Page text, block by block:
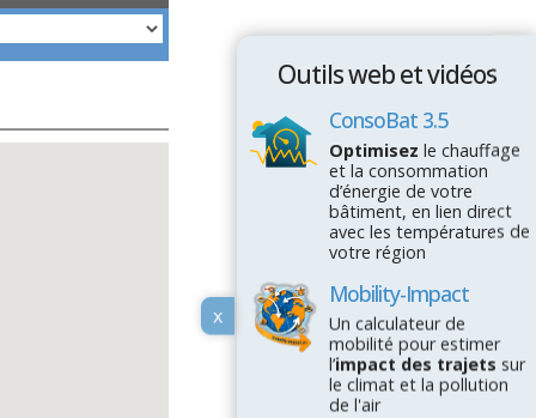
x
Outils web et vidéos
ConsoBat 3.5
Optimisez le chauffage
et la consommation
d’énergie de votre
bâtiment, en lien direct
avec les températures de
votre région
Mobility-Impact
Un calculateur de
mobilité pour estimer
l’impact des trajets sur
le climat et la pollution
de l'air